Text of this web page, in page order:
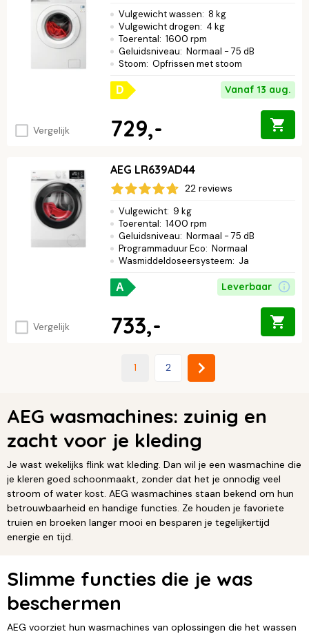
Vergelijk
Vulgewicht wassen: 8 kg
Vulgewicht drogen: 4 kg
Toerental: 1600 rpm
Geluidsniveau: Normaal - 75 dB
Stoom: Opfrissen met stoom
D Vanaf 13 aug.
729,-
Vergelijk
AEG LR639AD44
22 reviews
Vulgewicht: 9 kg
Toerental: 1400 rpm
Geluidsniveau: Normaal - 75 dB
Programmaduur Eco: Normaal
Wasmiddeldoseersysteem: Ja
A Leverbaar
733,-
1 2
AEG wasmachines: zuinig en
zacht voor je kleding
Je wast wekelijks flink wat kleding. Dan wil je een wasmachine die
je kleren goed schoonmaakt, zonder dat het je onnodig veel
stroom of water kost. AEG wasmachines staan bekend om hun
betrouwbaarheid en handige functies. Ze houden je favoriete
truien en broeken langer mooi en besparen je tegelijkertijd
energie en tijd.
Slimme functies die je was
beschermen
AEG voorziet hun wasmachines van oplossingen die het wassen